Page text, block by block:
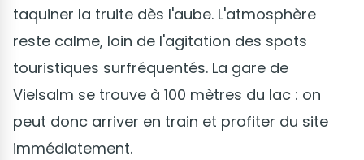
taquiner la truite dès l'aube. L'atmosphère
reste calme, loin de l'agitation des spots
touristiques surfréquentés. La gare de
Vielsalm se trouve à 100 mètres du lac : on
peut donc arriver en train et profiter du site
immédiatement.